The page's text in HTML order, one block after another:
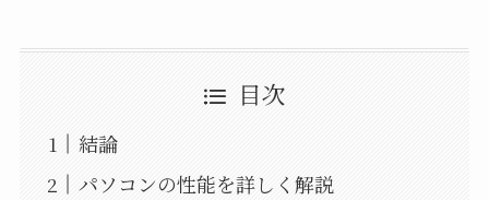
目次
結論
パソコンの性能を詳しく解説